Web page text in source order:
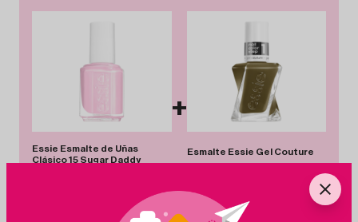
Essie Esmalte de Uñas
Clásico 15 Sugar Daddy
+
Esmalte Essie Gel Couture